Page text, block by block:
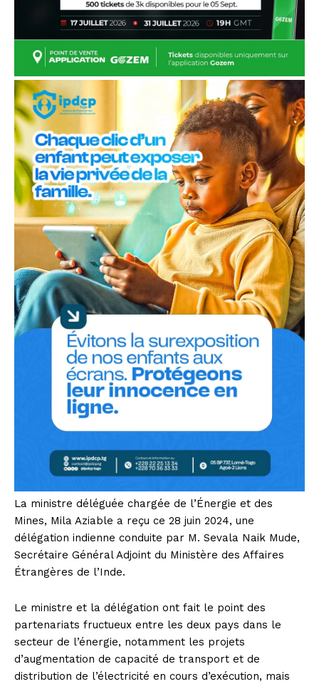
La ministre déléguée chargée de l’Énergie et des
Mines, Mila Aziable a reçu ce 28 juin 2024, une
délégation indienne conduite par M. Sevala Naik Mude,
Secrétaire Général Adjoint du Ministère des Affaires
Étrangères de l’Inde.
Le ministre et la délégation ont fait le point des
partenariats fructueux entre les deux pays dans le
secteur de l’énergie, notamment les projets
d’augmentation de capacité de transport et de
distribution de l’électricité en cours d’exécution, mais